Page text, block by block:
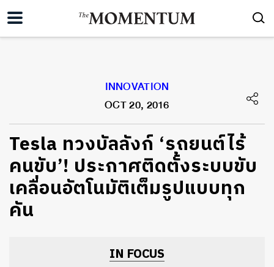
INNOVATION
OCT 20, 2016
Tesla ทวงบัลลังก์ ‘รถยนต์ไร้
คนขับ’! ประกาศติดตั้งระบบขับ
เคลื่อนอัตโนมัติเต็มรูปแบบทุก
คัน
IN FOCUS